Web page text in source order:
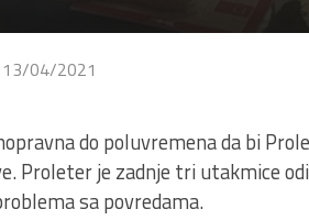
13/04/2021
do poluvremena da bi
Proleter je zadnje tri utakmice
sa povredama.